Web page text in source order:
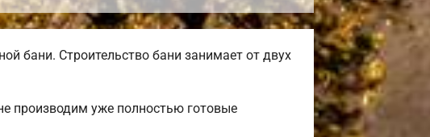
бани. Строительство бани занимает от двух
производим уже полностью готовые